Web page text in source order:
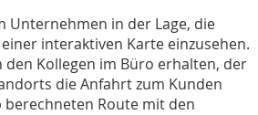
Unternehmen in der Lage, die
interaktiven Karte einzusehen.
Kollegen im Büro erhalten, der
die Anfahrt zum Kunden
Route mit den